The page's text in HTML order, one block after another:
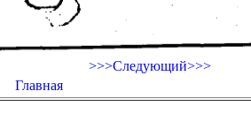
>>>Следующий>>>
Главная